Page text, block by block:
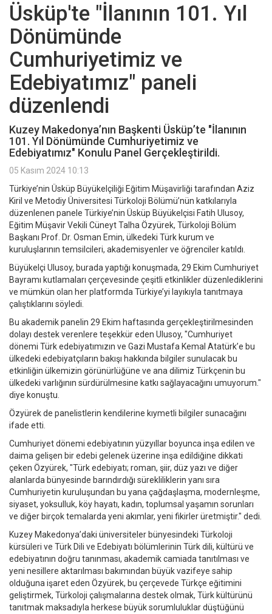
Üsküp'te "İlanının 101. Yıl
Dönümünde
Cumhuriyetimiz ve
Edebiyatımız" paneli
düzenlendi
Kuzey Makedonya’nın Başkenti Üsküp’te "İlanının
101. Yıl Dönümünde Cumhuriyetimiz ve
Edebiyatımız" Konulu Panel Gerçekleştirildi.
05 Kasım 2024 10:13
Türkiye’nin Üsküp Büyükelçiliği Eğitim Müşavirliği tarafından Aziz
Kiril ve Metodiy Üniversitesi Türkoloji Bölümü’nün katkılarıyla
düzenlenen panele Türkiye’nin Üsküp Büyükelçisi Fatih Ulusoy,
Eğitim Müşavir Vekili Cüneyt Talha Özyürek, Türkoloji Bölüm
Başkanı Prof. Dr. Osman Emin, ülkedeki Türk kurum ve
kuruluşlarının temsilcileri, akademisyenler ve öğrenciler katıldı.
Büyükelçi Ulusoy, burada yaptığı konuşmada, 29 Ekim Cumhuriyet
Bayramı kutlamaları çerçevesinde çeşitli etkinlikler düzenlediklerini
ve mümkün olan her platformda Türkiye’yi layıkıyla tanıtmaya
çalıştıklarını söyledi.
Bu akademik panelin 29 Ekim haftasında gerçekleştirilmesinden
dolayı destek verenlere teşekkür eden Ulusoy, "Cumhuriyet
dönemi Türk edebiyatımızın ve Gazi Mustafa Kemal Atatürk’e bu
ülkedeki edebiyatçıların bakışı hakkında bilgiler sunulacak bu
etkinliğin ülkemizin görünürlüğüne ve ana dilimiz Türkçenin bu
ülkedeki varlığının sürdürülmesine katkı sağlayacağını umuyorum."
diye konuştu.
Özyürek de panelistlerin kendilerine kıymetli bilgiler sunacağını
ifade etti.
Cumhuriyet dönemi edebiyatının yüzyıllar boyunca inşa edilen ve
daima gelişen bir edebi gelenek üzerine inşa edildiğine dikkati
çeken Özyürek, "Türk edebiyatı; roman, şiir, düz yazı ve diğer
alanlarda bünyesinde barındırdığı sürekliliklerin yanı sıra
Cumhuriyetin kuruluşundan bu yana çağdaşlaşma, modernleşme,
siyaset, yoksulluk, köy hayatı, kadın, toplumsal yaşamın sorunları
ve diğer birçok temalarda yeni akımlar, yeni fikirler üretmiştir." dedi.
Kuzey Makedonya’daki üniversiteler bünyesindeki Türkoloji
kürsüleri ve Türk Dili ve Edebiyatı bölümlerinin Türk dili, kültürü ve
edebiyatının doğru tanınması, akademik camiada tanıtılması ve
yeni nesillere aktarılması bakımından büyük vazifeye sahip
olduğuna işaret eden Özyürek, bu çerçevede Türkçe eğitimini
geliştirmek, Türkoloji çalışmalarına destek olmak, Türk kültürünü
tanıtmak maksadıyla herkese büyük sorumluluklar düştüğünü